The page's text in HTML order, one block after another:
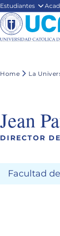
Estudiantes
Home La
Jean
DIRECTOR
Facultad